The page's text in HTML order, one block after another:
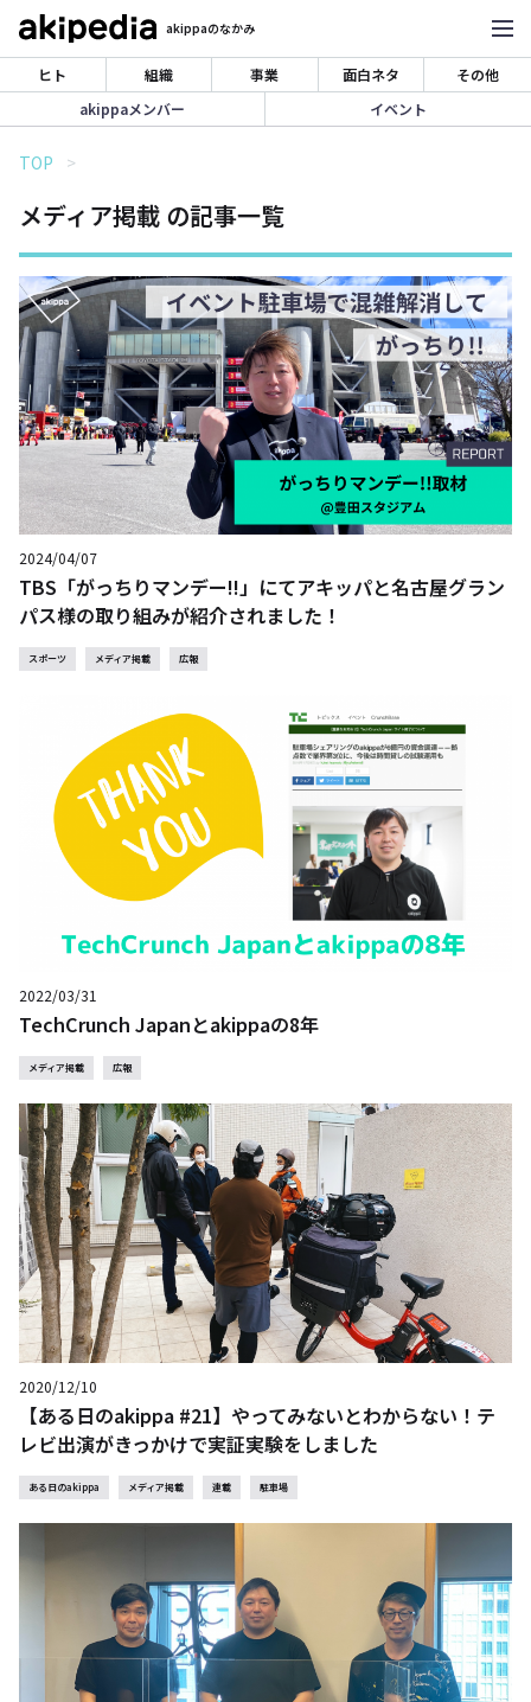
akippaのなかみ
ヒト 組織 事業 面白ネタ
その他
akippaメンバー
イベント
TOP
メディア掲載 の記事一覧
2024/04/07
TBS「がっちりマンデー!!」にてアキッパと名古屋グラン
パス様の取り組みが紹介されました！
スポーツ メディア掲載 広報
2022/03/31
TechCrunch Japanとakippaの8年
メディア掲載 広報
2020/12/10
【ある日のakippa #21】やってみないとわからない！テ
レビ出演がきっかけで実証実験をしました
ある日のakippa メディア掲載 連載 駐車場